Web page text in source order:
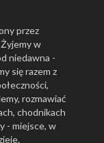
przez
w
niedawna -
się razem z
rozmawiać
chodnikach
- miejsce, w